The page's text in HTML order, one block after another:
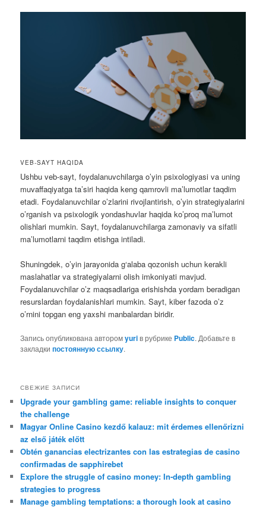
VEB-SAYT HAQIDA
Ushbu veb-sayt, foydalanuvchilarga o’yin psixologiyasi va uning
muvaffaqiyatga ta’siri haqida keng qamrovli ma’lumotlar taqdim
etadi. Foydalanuvchilar o’zlarini rivojlantirish, o’yin strategiyalarini
o’rganish va psixologik yondashuvlar haqida ko’proq ma’lumot
olishlari mumkin. Sayt, foydalanuvchilarga zamonaviy va sifatli
ma’lumotlarni taqdim etishga intiladi.
Shuningdek, o’yin jarayonida g‘alaba qozonish uchun kerakli
maslahatlar va strategiyalarni olish imkoniyati mavjud.
Foydalanuvchilar o’z maqsadlariga erishishda yordam beradigan
resurslardan foydalanishlari mumkin. Sayt, kiber fazoda o’z
o’rnini topgan eng yaxshi manbalardan biridir.
Запись опубликована авторомyuriв рубрике Public. Добавьте в
закладкипостоянную ссылку.
СВЕЖИЕ ЗАПИСИ
Upgrade your gambling game: reliable insights to conquer
the challenge
Magyar Online Casino kezdő kalauz: mit érdemes ellenőrizni
az első játék előtt
Obtén ganancias electrizantes con las estrategias de casino
confirmadas de sapphirebet
Explore the struggle of casino money: In-depth gambling
strategies to progress
Manage gambling temptations: a thorough look at casino